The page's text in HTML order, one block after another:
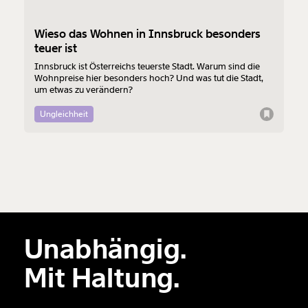
1/3
Wieso das Wohnen in Innsbruck besonders
teuer ist
Innsbruck ist Österreichs teuerste Stadt. Warum sind die
Wohnpreise hier besonders hoch? Und was tut die Stadt,
um etwas zu verändern?
Ungleichheit
Unabhängig.
Mit Haltung.